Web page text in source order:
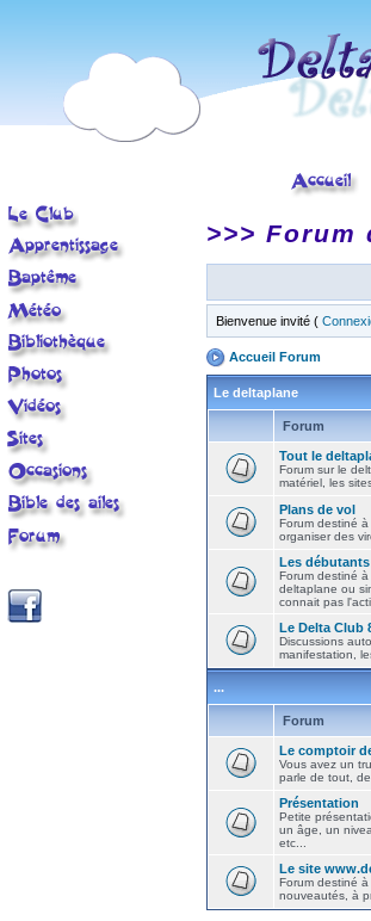
>>>
Bienvenue invité (
Accueil Forum
Le deltaplane
Forum
Tout le
Forum sur le
matériel, les
Plans de vol
Forum destiné
organiser des
Les débutants
Forum destiné
deltaplane ou
connait pas
Le Delta Club
Discussions
manifestation,
...
Forum
Le comptoir
Vous avez un
parle de tout,
Présentation
Petite
un âge, un
etc...
Le site
Forum destiné
nouveautés, à